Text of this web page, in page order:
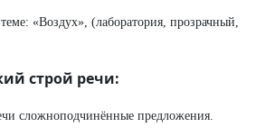
«Воздух», (лаборатория, прозрачный,
строй речи:
сложноподчинённые предложения.